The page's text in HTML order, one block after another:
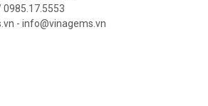
0985.17.5553
- info@vinagems.vn